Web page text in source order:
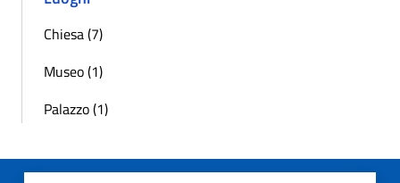
Chiesa (7)
Museo (1)
Palazzo (1)